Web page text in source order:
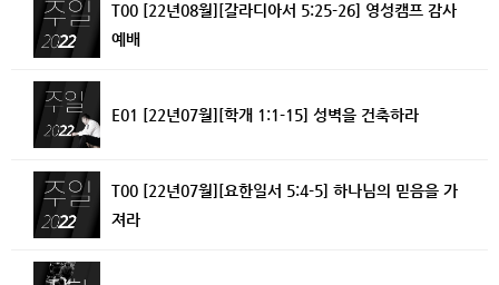
T00 [22년08월][갈라디아서 5:25-26] 영성캠프 감사
예배
E01 [22년07월][학개 1:1-15] 성벽을 건축하라
T00 [22년07월][요한일서 5:4-5] 하나님의 믿음을 가
져라